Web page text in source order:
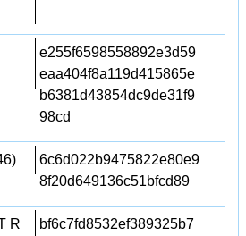
e255f6598558892e3d59
eaa404f8a119d415865e
b6381d43854dc9de31f9
98cd
6c6d022b9475822e80e9
8f20d649136c51bfcd89
R
bf6c7fd8532ef389325b7